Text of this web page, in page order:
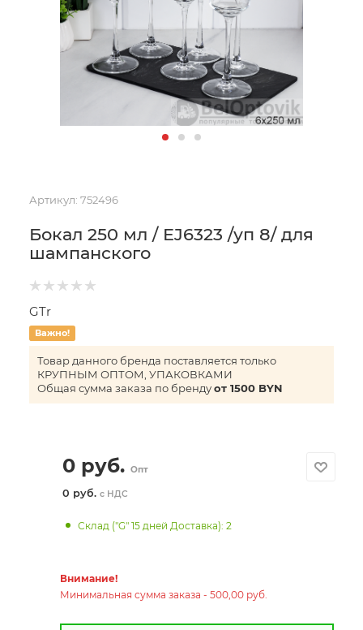
Артикул: 752496
Бокал 250 мл / EJ6323 /уп 8/ для
шампанского
GTr
Важно!
Товар данного бренда поставляется только
КРУПНЫМ ОПТОМ, УПАКОВКАМИ
Общая сумма заказа по брендуот 1500 BYN
0руб. Опт
0 руб. с НДС
Склад ("G" 15 дней Доставка): 2
Внимание!
Минимальная сумма заказа - 500,00 руб.